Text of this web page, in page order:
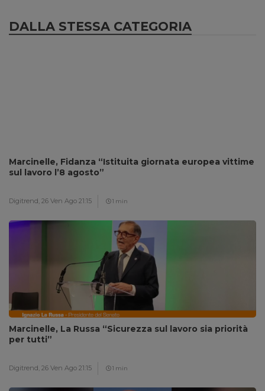
DALLA STESSA CATEGORIA
Marcinelle, Fidanza “Istituita giornata europea vittime
sul lavoro l’8 agosto”
Digitrend, 26 Ven Ago 21:15 1 min
Marcinelle, La Russa “Sicurezza sul lavoro sia priorità
per tutti”
Digitrend, 26 Ven Ago 21:15 1 min